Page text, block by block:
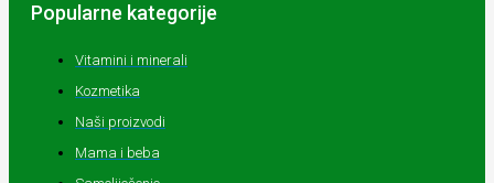
Popularne kategorije
Vitamini i minerali
Kozmetika
Naši proizvodi
Mama i beba